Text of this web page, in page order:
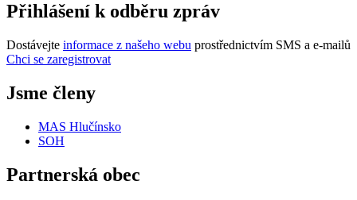
Přihlášení k odběru zpráv
Dostávejte informace z našeho webu prostřednictvím SMS a e-mailů
Chci se zaregistrovat
Jsme členy
MAS Hlučínsko
SOH
Partnerská obec